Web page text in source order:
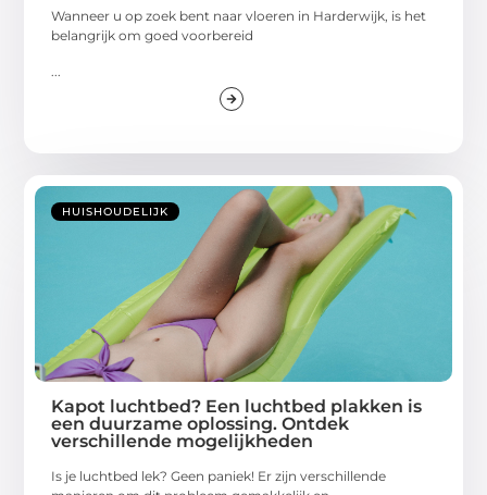
Wanneer u op zoek bent naar vloeren in Harderwijk, is het
belangrijk om goed voorbereid
HUISHOUDELIJK
Kapot luchtbed? Een luchtbed plakken is
een duurzame oplossing. Ontdek
verschillende mogelijkheden
Is je luchtbed lek? Geen paniek! Er zijn verschillende